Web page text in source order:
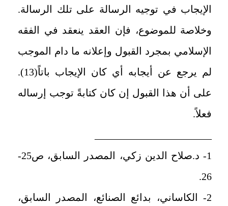
الإيجاب في توجيه الرسالة على تلك الرسالة.
وخلاصة للموضوع، فإن العقد ينعقد في الفقه
الإسلامي بمجرد القبول وإعلانه ما دام الموجب
لم يرجع عن أيجابه أي كان الإيجاب باتاً(13).
على أن هذا القبول إن كان كتابةً توجب إرساله
فعلاً.
1- د.صلاح الدين زكي، المصدر السابق، ص25-
26.
2- الكاساني، بدائع الصنائع، المصدر السابق،